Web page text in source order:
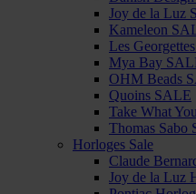
Joy de la Luz
Kameleon
Les
Mya Bay
OHM Beads
Quoins SALE
Take What
Thomas Sabo
Horloges Sale
Claude
Joy de la Luz